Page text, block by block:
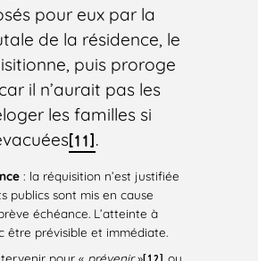
pour eux par la
de la résidence, le
puis proroge
il n’aurait pas les
les familles si
[11].
: la réquisition n’est justifiée
publics sont mis en cause
échéance. L’atteinte à
être prévisible et immédiate.
pour « prévenir»
ou